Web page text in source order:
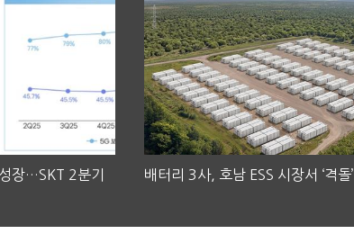
장…SKT 2분기
배터리 3사, 호남 ESS 시장서 ‘격돌’